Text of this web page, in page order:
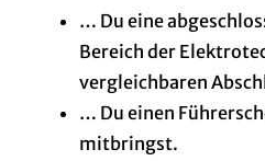
… Du eine
Bereich der
vergleichbaren
… Du einen
mitbringst.